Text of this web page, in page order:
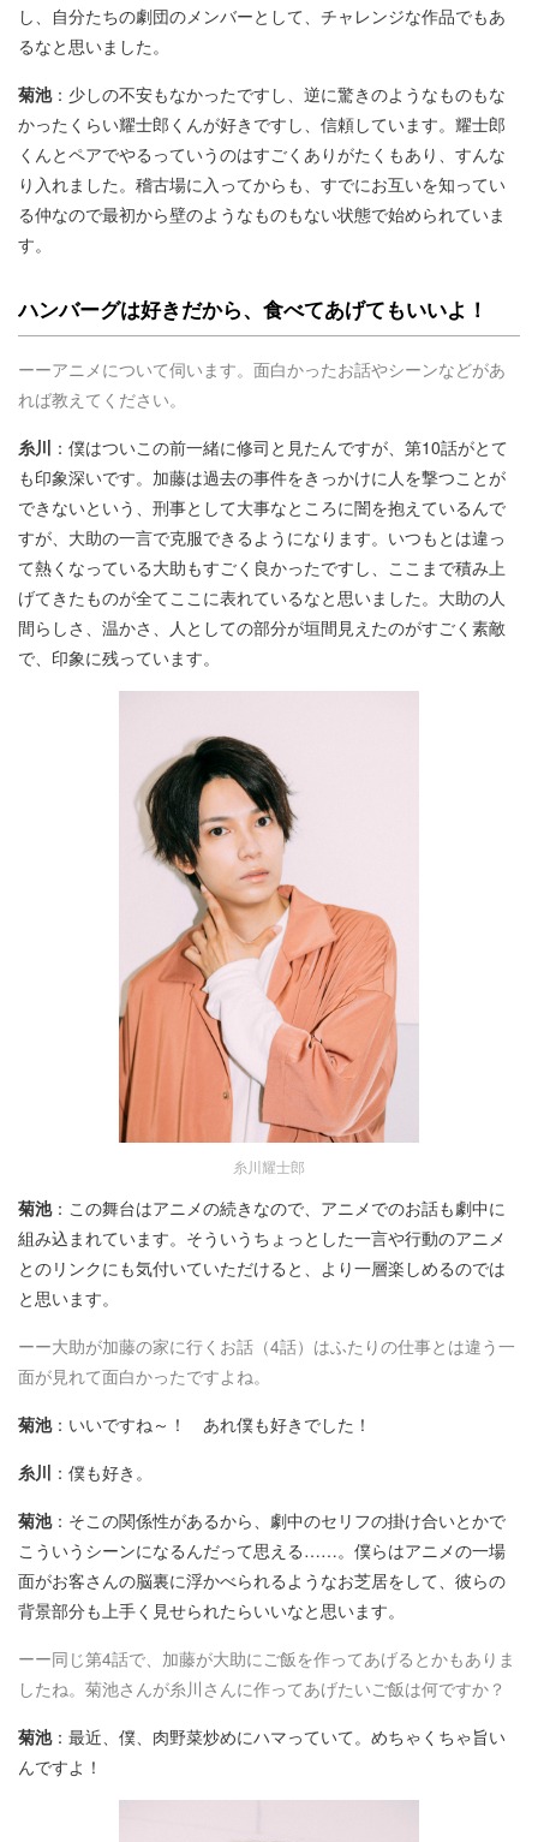
し、自分たちの劇団のメンバーとして、チャレンジな作品でもあ
るなと思いました。
菊池：少しの不安もなかったですし、逆に驚きのようなものもな
かったくらい耀士郎くんが好きですし、信頼しています。耀士郎
くんとペアでやるっていうのはすごくありがたくもあり、すんな
り入れました。稽古場に入ってからも、すでにお互いを知ってい
る仲なので最初から壁のようなものもない状態で始められていま
す。
ハンバーグは好きだから、食べてあげてもいいよ！
ーーアニメについて伺います。面白かったお話やシーンなどがあ
れば教えてください。
糸川 ：僕はついこの前一緒に修司と見たんですが、第10話がとて
も印象深いです。加藤は過去の事件をきっかけに人を撃つことが
できないという、刑事として大事なところに闇を抱えているんで
すが、大助の一言で克服できるようになります。いつもとは違っ
て熱くなっている大助もすごく良かったですし、ここまで積み上
げてきたものが全てここに表れているなと思いました。大助の人
間らしさ、温かさ、人としての部分が垣間見えたのがすごく素敵
で、印象に残っています。
糸川耀士郎
菊池：この舞台はアニメの続きなので、アニメでのお話も劇中に
組み込まれています。そういうちょっとした一言や行動のアニメ
とのリンクにも気付いていただけると、より一層楽しめるのでは
と思います。
ーー大助が加藤の家に行くお話（4話）はふたりの仕事とは違う一
面が見れて面白かったですよね。
菊池：いいですね～！ あれ僕も好きでした！
糸川 ：僕も好き。
菊池：そこの関係性があるから、劇中のセリフの掛け合いとかで
こういうシーンになるんだって思える……。僕らはアニメの一場
面がお客さんの脳裏に浮かべられるようなお芝居をして、彼らの
背景部分も上手く見せられたらいいなと思います。
ーー同じ第4話で、加藤が大助にご飯を作ってあげるとかもありま
したね。菊池さんが糸川さんに作ってあげたいご飯は何ですか？
菊池：最近、僕、肉野菜炒めにハマっていて。めちゃくちゃ旨い
んですよ！